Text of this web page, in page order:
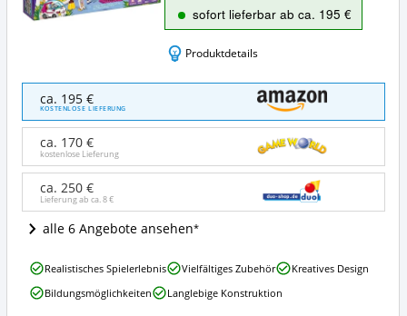
sofort lieferbar ab ca. 195 €
Produktdetails
Friends
41058
Heartlake
Einkaufszentrum
Angebote:
LEGO®
Friends
ca. 195 €
KOSTENLOSE LIEFERUNG
ca. 170 €
kostenlose Lieferung
ca. 250 €
Lieferung ab ca.8 €
alle 6 Angebote ansehen
LEGO
Friends
41058
Realistisches Spielerlebnis Vielfältiges Zubehör
Kreatives Design
Bildungsmöglichkeiten
Langlebige Konstruktion